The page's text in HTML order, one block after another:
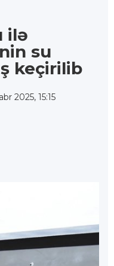
ilə
su
keçirilib
2025, 15:15